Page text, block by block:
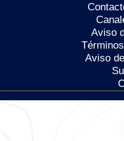
Aviso
Aviso
Calzada
Escobedo